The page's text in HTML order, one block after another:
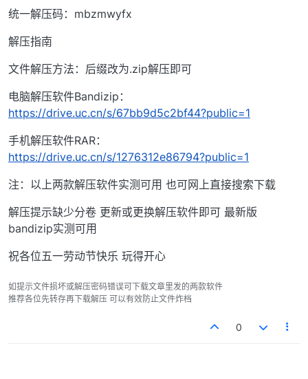
统一解压码：mbzmwyfx
解压指南
文件解压方法：后缀改为.zip解压即可
电脑解压软件Bandizip：
https://drive.uc.cn/s/67bb9d5c2bf44?public=1
手机解压软件RAR：
https://drive.uc.cn/s/1276312e86794?public=1
注：以上两款解压软件实测可用 也可网上直接搜索下载
解压提示缺少分卷 更新或更换解压软件即可 最新版
bandizip实测可用
祝各位五一劳动节快乐 玩得开心
如提示文件损坏或解压密码错误可下载文章里发的两款软件
推荐各位先转存再下载解压 可以有效防止文件炸档
0